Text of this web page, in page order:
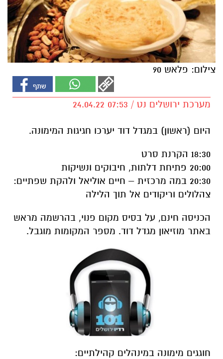
צילום: פלאש 90
מערכת ירושלים נט / 07:53 24.04.22
היום (ראשון) במגדל דוד יערכו חגיגות המימונה.
18:30 הקרנת סרט
20:00 פתיחת דלתות, חיבוקים ונשיקות
20:30 במה מרכזית – חיים אוליאל ולהקת שפתיים:
צהלולים וריקודים אל תוך הלילה
הכניסה חינם, על בסיס מקום פנוי, בהרשמה מראש
באתר מוזיאון מגדל דוד. מספר המקומות מוגבל.
חוגגים מימונה במינהלים קהילתיים: